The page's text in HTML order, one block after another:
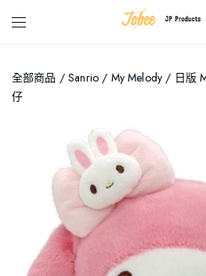
全部商品 /Sanrio / My Melody / 日版
仔